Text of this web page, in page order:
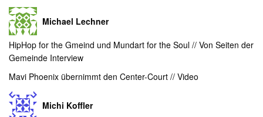
Michael Lechner
HipHop for the Gmeind und Mundart for the Soul // Von Seiten der
Gemeinde Interview
Mavi Phoenix übernimmt den Center-Court // Video
Michi Koffler